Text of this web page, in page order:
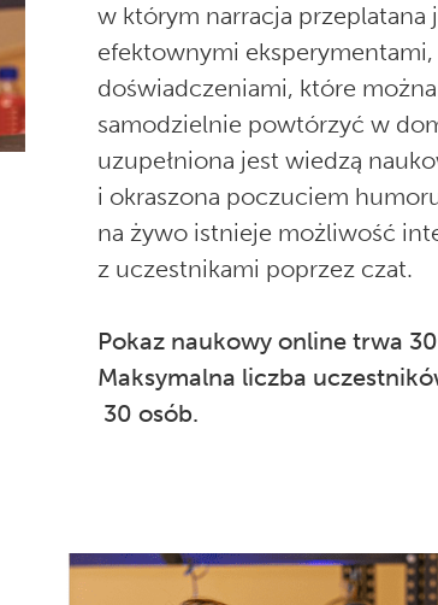
w którym narracja przeplatana
efektownymi eksperymentami,
doświadczeniami, które można
samodzielnie powtórzyć w
uzupełniona jest wiedzą
i okraszona poczuciem
na żywo istnieje możliwość
z uczestnikami poprzez czat.
Pokaz naukowy online trwa
Maksymalna liczba
30 osób.